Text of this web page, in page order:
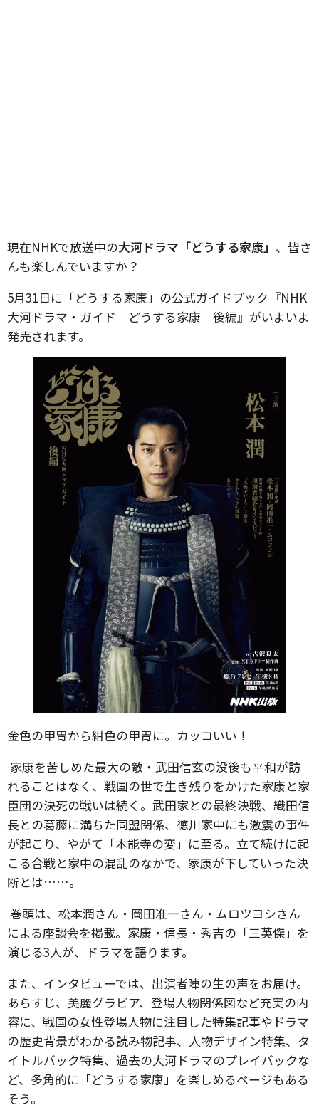
現在NHKで放送中の大河ドラマ「どうする家康」 、皆さ
んも楽しんでいますか？
5月31日に「どうする家康」の公式ガイドブック『NHK
大河ドラマ・ガイド どうする家康 後編』がいよいよ
発売されます。
金色の甲冑から紺色の甲冑に。カッコいい！
家康を苦しめた最大の敵・武田信玄の没後も平和が訪
れることはなく、戦国の世で生き残りをかけた家康と家
臣団の決死の戦いは続く。武田家との最終決戦、織田信
長との葛藤に満ちた同盟関係、徳川家中にも激震の事件
が起こり、やがて「本能寺の変」に至る。立て続けに起
こる合戦と家中の混乱のなかで、家康が下していった決
断とは……。
巻頭は、松本潤さん・岡田准一さん・ムロツヨシさん
による座談会を掲載。家康・信長・秀吉の「三英傑」を
演じる3人が、ドラマを語ります。
また、インタビューでは、出演者陣の生の声をお届け。
あらすじ、美麗グラビア、登場人物関係図など充実の内
容に、戦国の女性登場人物に注目した特集記事やドラマ
の歴史背景がわかる読み物記事、人物デザイン特集、タ
イトルバック特集、過去の大河ドラマのプレイバックな
ど、多角的に「どうする家康」を楽しめるページもある
そう。